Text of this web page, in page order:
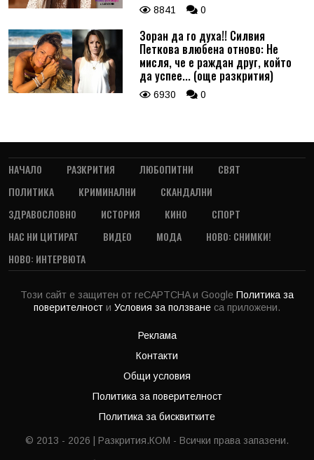
8841 0
Зоран да го духа!! Силвия
Петкова влюбена отново: Не
мисля, че е раждан друг, който
да успее... (още разкрития)
6930 0
НАЧАЛО РАЗКРИТИЯ ЛЮБОПИТНИ
СВЯТ
ПОЛИТИКА
КРИМИНАЛНИ
СКАНДАЛНИ
ЗДРАВОСЛОВНО
ИСТОРИЯ КИНО
СПОРТ
НАС НИ ЦИТИРАТ
ВИДЕО МОДА
НОВО: СНИМКИ!
НОВО: ИНТЕРВЮТА
Този сайт е защитен от reCAPTCHA и Google Политика за
поверителност и Условия за ползване са приложени.
Реклама
Контакти
Общи условия
Политика за поверителност
Политика за бисквитките
© 2013 - 2026 | Разкрития.КОМ - Всички права запазени.